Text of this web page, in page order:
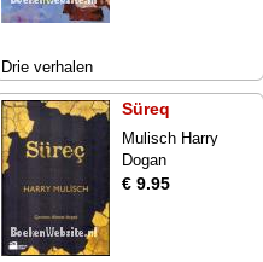
Drie verhalen
Süreq
Mulisch Harry
Dogan
€ 9.95